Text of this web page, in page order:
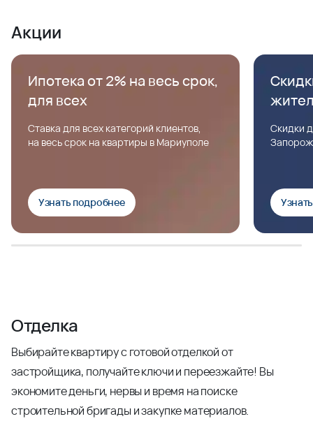
Акции
Ипотека от 2% на весь срок,
для всех
Ставка для всех категорий клиентов,
на весь срок на квартиры в Мариуполе
Узнать подробнее
Скидки
Отделка
Выбирайте квартиру с готовой отделкой от
застройщика, получайте ключи и переезжайте! Вы
экономите деньги, нервы и время на поиске
строительной бригады и закупке материалов.